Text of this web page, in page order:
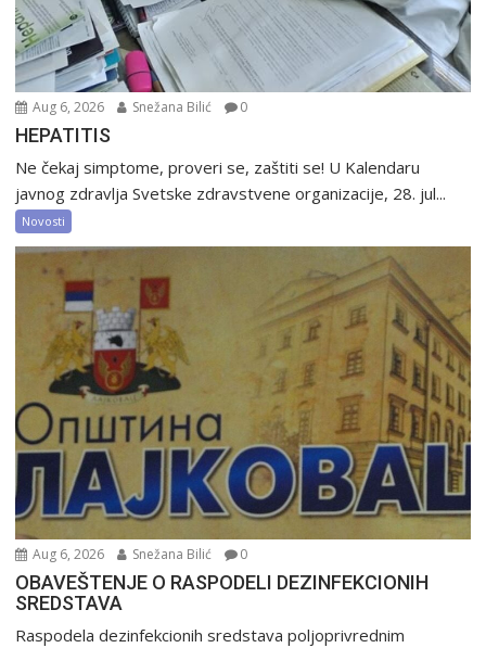
Aug 6, 2026 Snežana Bilić 0
HEPATITIS
Ne čekaj simptome, proveri se, zaštiti se! U Kalendaru
javnog zdravlja Svetske zdravstvene organizacije, 28. jul...
Novosti
Aug 6, 2026 Snežana Bilić 0
OBAVEŠTENJE O RASPODELI DEZINFEKCIONIH
SREDSTAVA
Raspodela dezinfekcionih sredstava poljoprivrednim